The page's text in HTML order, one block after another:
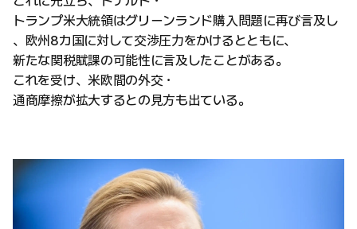
トランプ米大統領はグリーンランド購入問題に再び言及し
、欧州8カ国に対して交渉圧力をかけるとともに、
新たな関税賦課の可能性に言及したことがある。
これを受け、米欧間の外交・
通商摩擦が拡大するとの見方も出ている。